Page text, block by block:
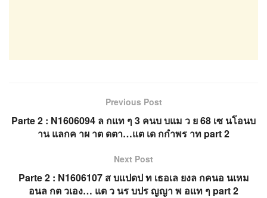
Previous Post
Parte 2 : N1606094 ล กแท ๆ 3 คนบ บแม ว ย 68 เซ นโอนบ
าน แลกค าผ าต ดตา…แต เด กกำพร าท part 2
Next Post
Parte 2 : N1606107 ส บแปดป ท เธอเล ยงล กคนอ นเหม
อนล กต วเอง… แต ว นร บปร ญญา พ อแท ๆ part 2